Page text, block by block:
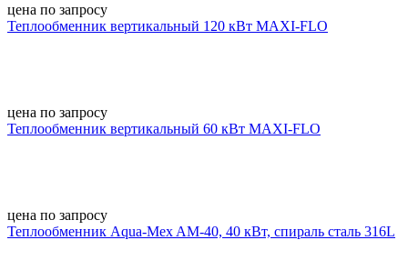
цена по запросу
Теплообменник вертикальный 120 кВт MAXI-FLO
цена по запросу
Теплообменник вертикальный 60 кВт MAXI-FLO
цена по запросу
Теплообменник Aqua-Mex AM-40, 40 кВт, спираль сталь 316L